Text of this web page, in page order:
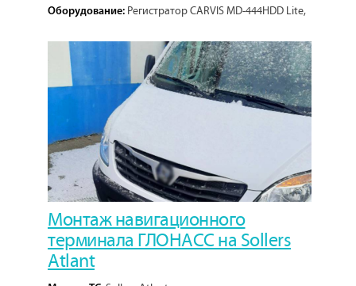
Оборудование: Регистратор CARVIS MD-444HDD Lite,
мм, камеры CARVIS МС-428, кабели, кронштейн
металлический, жесткий диск 2Тб.
Кол-во проектов:1
Монтаж навигационного
терминала ГЛОНАСС на Sollers
Atlant